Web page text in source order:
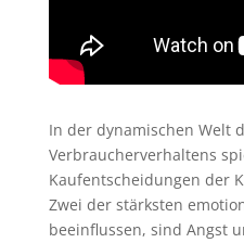
In der dynamischen Welt
Verbraucherverhaltens
Kaufentscheidungen der
Zwei der stärksten
beeinflussen, sind Angst